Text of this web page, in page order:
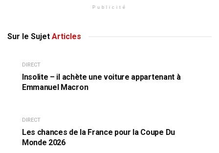
Publicité
Sur le Sujet Articles
DIRECT
Insolite – il achète une voiture appartenant à
Emmanuel Macron
DIRECT
Les chances de la France pour la Coupe Du
Monde 2026